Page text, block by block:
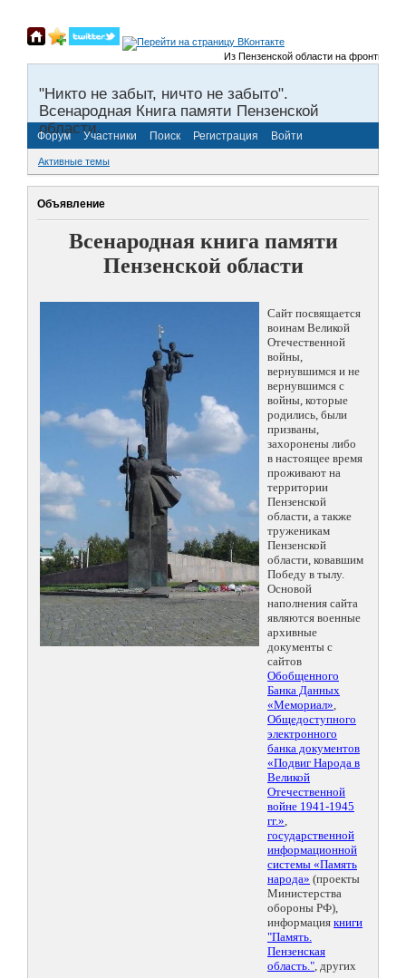
Из Пензенской области на фронты
"Никто не забыт, ничто не забыто".
Всенародная Книга памяти Пензенской
области.
Форум Участники Поиск Регистрация Войти
Активные темы
Объявление
Всенародная книга памяти
Пензенской области
Сайт посвящается
воинам Великой
Отечественной
войны,
вернувшимся и не
вернувшимся с
войны, которые
родились, были
призваны,
захоронены либо
в настоящее время
проживают на
территории
Пензенской
области, а также
труженикам
Пензенской
области, ковавшим
Победу в тылу.
Основой
наполнения сайта
являются военные
архивные
документы с
сайтов
Обобщенного
Банка Данных
«Мемориал»,
Общедоступного
электронного
банка документов
«Подвиг Народа в
Великой
Отечественной
войне 1941-1945
гг.»,
государственной
информационной
системы «Память
народа» (проекты
Министерства
обороны РФ),
информация книги
"Память.
Пензенская
область.", других